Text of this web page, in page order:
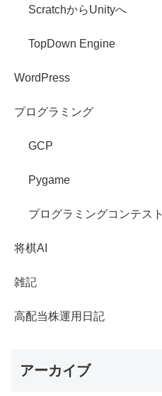
ScratchからUnityへ
TopDown Engine
WordPress
プログラミング
GCP
Pygame
プログラミングコンテスト
将棋AI
雑記
高配当株運用日記
アーカイブ